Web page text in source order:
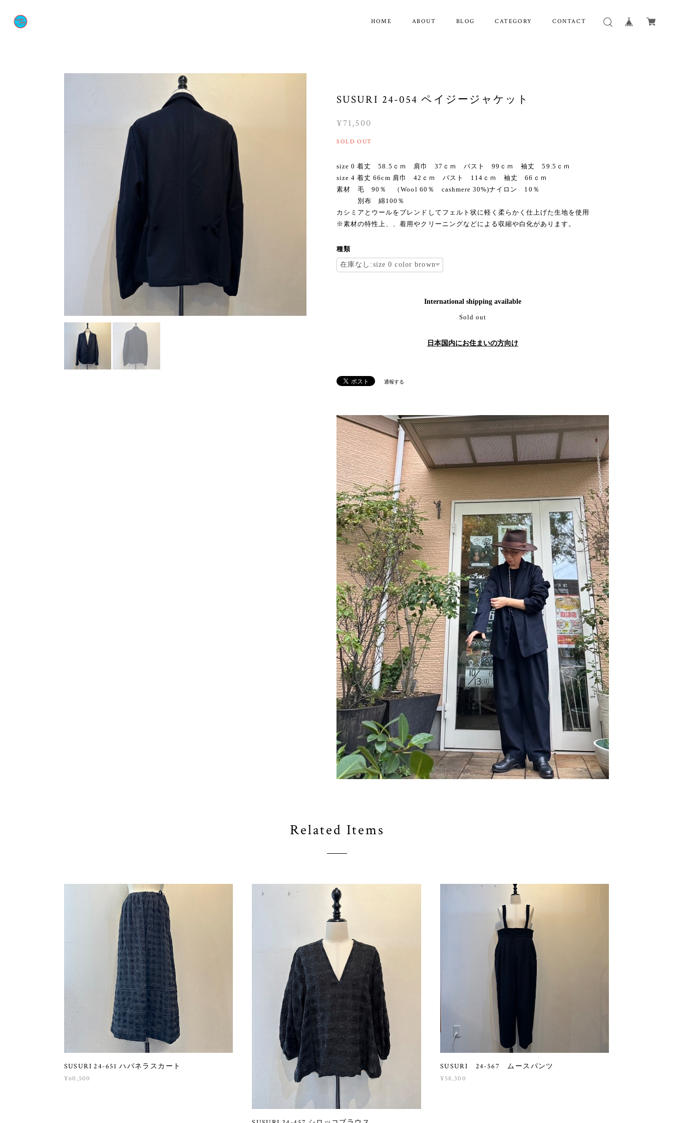
HOME ABOUT BLOG CATEGORY CONTACT
SUSURI 24-054 ペイジージャケット
¥71,500
SOLD OUT
size 0 着丈 58.5ｃｍ 肩巾 37ｃｍ バスト 99ｃｍ 袖丈 59.5ｃｍ
size 4 着丈 66cm 肩巾 42ｃｍ バスト 114ｃｍ 袖丈 66ｃｍ
素材 毛 90％ （Wool 60％ cashmere 30%)ナイロン 10％
別布 綿100％
カシミアとウールをブレンドしてフェルト状に軽く柔らかく仕上げた生地を使用
※素材の特性上、、着用やクリーニングなどによる収縮や白化があります。
種類
International shipping available
Sold out
日本国内にお住まいの方向け
通報する
Related Items
SUSURI 24-651 ハバネラスカート
¥60,500
SUSURI 24-567 ムースパンツ
¥58,300